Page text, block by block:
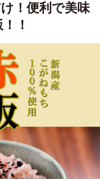
！便利で美味
！